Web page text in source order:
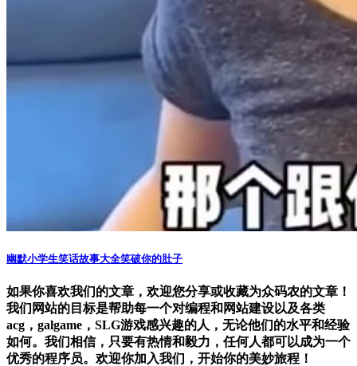
幽默小学生笑话故事大全笑破你的肚子
如果你喜欢我们的文章，欢迎您分享或收藏为众码农的文章！
我们网站的目标是帮助每一个对编程和网站建设以及各类
acg，galgame，SLG游戏感兴趣的人，无论他们的水平和经验
如何。我们相信，只要有热情和毅力，任何人都可以成为一个
优秀的程序员。欢迎你加入我们，开始你的美妙旅程！